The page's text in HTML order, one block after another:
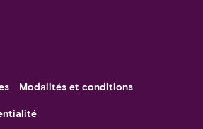
Modalités et conditions